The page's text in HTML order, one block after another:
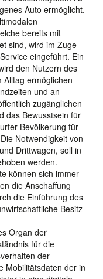
Auto ermöglicht.
bereits mit
sind, wird im Zuge
eingeführt. Ein
den Nutzern des
Alltag ermöglichen
und an
zugänglichen
das Bewusstsein für
Bevölkerung für
Notwendigkeit von
Drittwagen, soll in
werden.
können sich immer
die Anschaffung
die Einführung des
Besitz
Organ der
für die
der
Mobilitätsdaten der in